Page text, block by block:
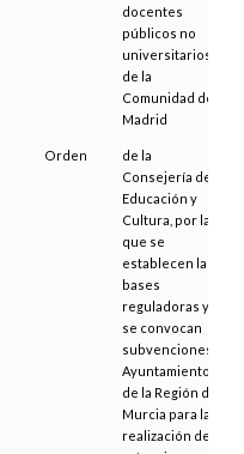
docentes
públicos no
universitarios
de la
Comunidad de
Madrid
Orden
de la
Consejería de
Educación y
Cultura, por la
que se
establecen las
bases
reguladoras y
se convocan
subvenciones a
Ayuntamientos
de la Región de
Murcia para la
realización de